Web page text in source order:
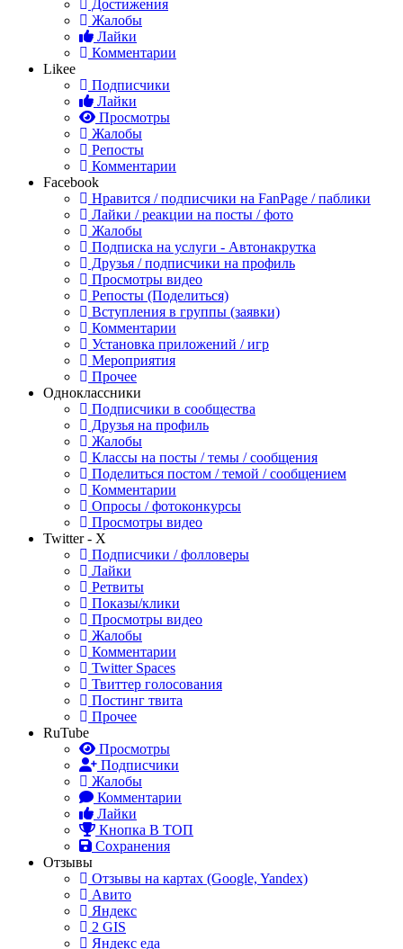
Достижения
Жалобы
Лайки
Комментарии
Likee
Подписчики
Лайки
Просмотры
Жалобы
Репосты
Комментарии
Facebook
Нравится / подписчики на FanPage / паблики
Лайки / реакции на посты / фото
Жалобы
Подписка на услуги - Автонакрутка
Друзья / подписчики на профиль
Просмотры видео
Репосты (Поделиться)
Вступления в группы (заявки)
Комментарии
Установка приложений / игр
Мероприятия
Прочее
Одноклассники
Подписчики в сообщества
Друзья на профиль
Жалобы
Классы на посты / темы / сообщения
Поделиться постом / темой / сообщением
Комментарии
Опросы / фотоконкурсы
Просмотры видео
Twitter - X
Подписчики / фолловеры
Лайки
Ретвиты
Показы/клики
Просмотры видео
Жалобы
Комментарии
Twitter Spaces
Твиттер голосования
Постинг твита
Прочее
RuTube
Просмотры
Подписчики
Жалобы
Комментарии
Лайки
Кнопка В ТОП
Сохранения
Отзывы
Отзывы на картах (Google, Yandex)
Авито
Яндекс
2 GIS
Яндекс еда